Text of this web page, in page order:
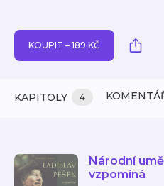
KOUPIT – 189 KČ
KAPITOLY 4
Národní
vzpomíná